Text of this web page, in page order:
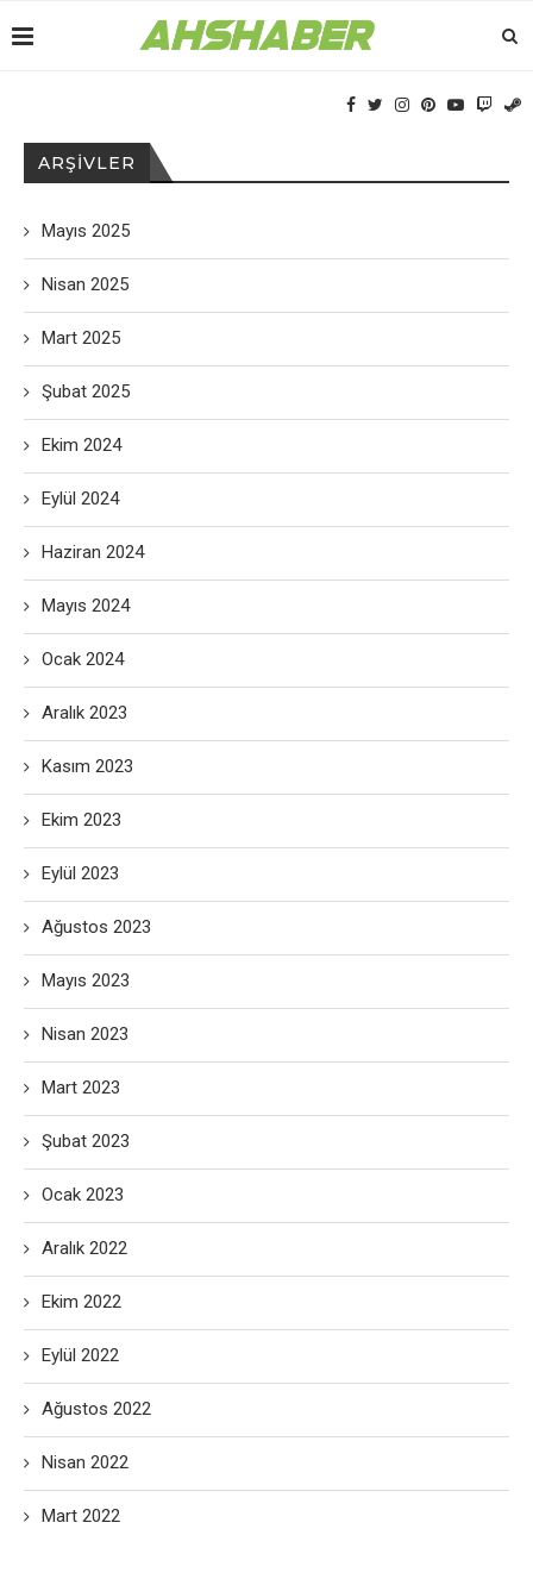
ARŞIVLER
Mayıs 2025
Nisan 2025
Mart 2025
Şubat 2025
Ekim 2024
Eylül 2024
Haziran 2024
Mayıs 2024
Ocak 2024
Aralık 2023
Kasım 2023
Ekim 2023
Eylül 2023
Ağustos 2023
Mayıs 2023
Nisan 2023
Mart 2023
Şubat 2023
Ocak 2023
Aralık 2022
Ekim 2022
Eylül 2022
Ağustos 2022
Nisan 2022
Mart 2022